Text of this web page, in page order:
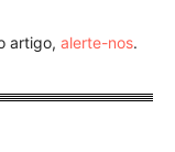
artigo, alerte-nos.